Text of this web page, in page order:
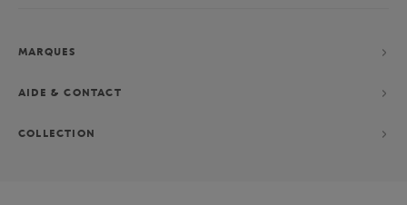
MARQUES
AIDE & CONTACT
COLLECTION